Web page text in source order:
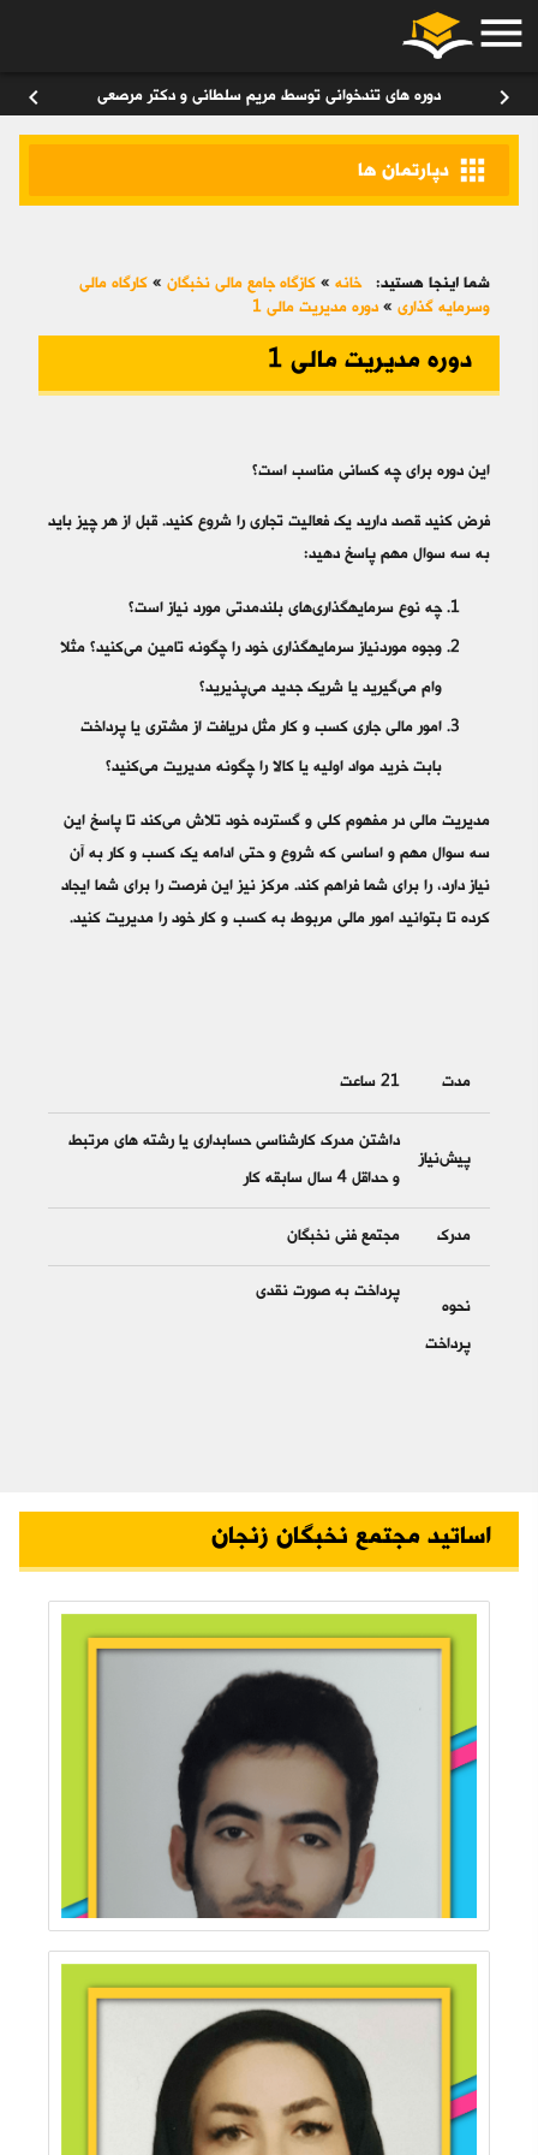
menu
chevron_right دوره های تندخوانی توسط مریم سلطانی و دکتر مرصعی chevron_left
apps دپارتمان ها
شما اینجا هستید: خانه » کازگاه جامع مالی نخبگان » کارگاه مالی
وسرمایه گذاری » دوره مدیریت مالی 1
دوره مدیریت مالی 1
این دوره برای چه کسانی مناسب است؟
فرض کنید قصد دارید یک فعالیت تجاری را شروع کنید. قبل از هر چیز باید
به سه سوال مهم پاسخ دهید:
چه نوع سرمایه­‎گذاری­‌های بلندمدتی مورد نیاز است؟
وجوه موردنیاز سرمایه‎گذاری خود را چگونه تامین می‌کنید؟ مثلا
وام می‌گیرید یا شریک جدید می‌پذیرید؟
امور مالی جاری کسب و کار مثل دریافت از مشتری یا پرداخت
بابت خرید مواد اولیه یا کالا را چگونه مدیریت می‌کنید؟
مدیریت مالی در مفهوم کلی و گسترده خود تلاش می‌کند تا پاسخ این
سه سوال مهم و اساسی که شروع و حتی ادامه یک کسب و کار به آن
نیاز دارد، را برای شما فراهم کند. مرکز نیز این فرصت را برای شما ایجاد
کرده تا بتوانید امور مالی مربوط به کسب و کار خود را مدیریت کنید.
مدت 21 ساعت
پیش‌نیاز
داشتن مدرک کارشناسی حسابداری یا رشته های مرتبط
و حداقل 4 سال سابقه کار
مدرک مجتمع فنی نخبگان
نحوه
پرداخت
پرداخت به صورت نقدی
اساتید مجتمع نخبگان زنجان